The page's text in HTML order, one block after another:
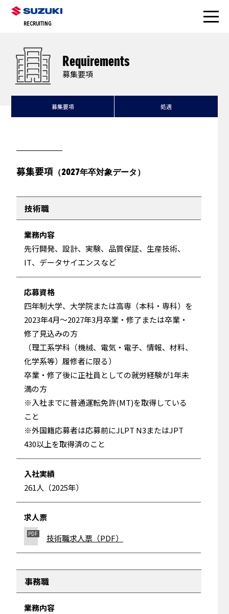
RECRUITING
Requirements
募集要項
募集要項 処遇
募集要項（2027年卒対象データ）
技術職
業務内容
先行開発、設計、実験、品質保証、生産技術、
IT、データサイエンスなど
応募資格
四年制大学、大学院または高専（本科・専科）を
2023年4月～2027年3月卒業・修了または卒業・
修了見込みの方
（理工系学科（機械、電気・電子、情報、材料、
化学系等）履修者に限る）
卒業・修了後に正社員としての就労経験が1年未
満の方
※入社までに普通運転免許(MT)を取得している
こと
※外国籍応募者は応募前にJLPT N3またはJPT
430以上を取得済のこと
入社実績
261人（2025年）
求人票
技術職求人票（PDF）
事務職
業務内容